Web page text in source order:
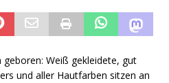
Weiß gekleidete, gut
und aller Hautfarben sitzen an